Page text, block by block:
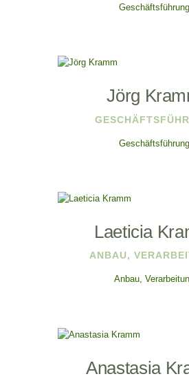
Geschäftsführung
Jörg
Geschäftsführung
Laeticia
ANBAU,
Anbau,
Anastasia